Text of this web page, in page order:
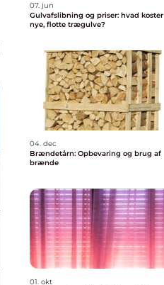
07. jun
Gulvafslibning og priser: hvad koster
nye, flotte trægulve?
04. dec
Brændetårn: Opbevaring og brug af
brænde
01. okt